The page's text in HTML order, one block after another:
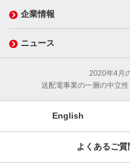
企業情報
ニュース
2020年4月
送配電事業の一層の中立
English
よくあるご